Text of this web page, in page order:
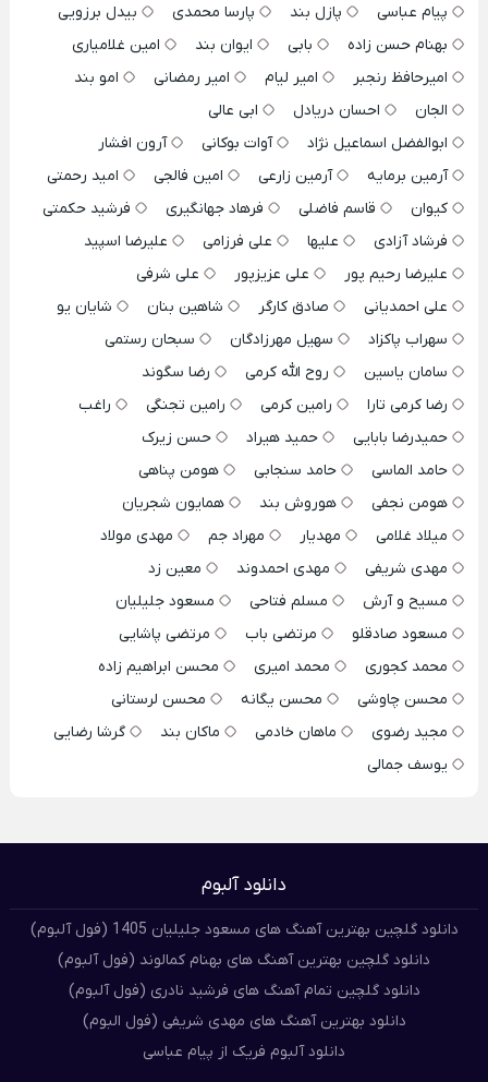
پیام عباسی
پازل بند پارسا محمدی
بیدل برزویی
بهنام حسن زاده
بابی ایوان بند
امین غلامیاری
امیرحافظ رنجبر
امیر لیام امیر رمضانی
امو بند
الجان
احسان دریادل
ابی عالی
ابوالفضل اسماعیل نژاد
آوات بوکانی
آرون افشار
آرمین برمایه
آرمین زارعی امین فالجی
امید رحمتی
کیوان
قاسم فاضلی فرهاد جهانگیری
فرشید حکمتی
فرشاد آزادی
علیها علی فرزامی
علیرضا اسپید
علیرضا رحیم پور
علی عزیزپور
علی شرفی
علی احمدیانی
صادق کارگر شاهین بنان
شایان یو
سهراب پاکزاد
سهیل مهرزادگان
سبحان رستمی
سامان یاسین
روح الله کرمی
رضا سگوند
رضا کرمی تارا
رامین کرمی رامین تجنگی
راغب
حمیدرضا بابایی
حمید هیراد
حسن زیرک
حامد الماسی
حامد سنجابی
هومن پناهی
هومن نجفی
هوروش بند
همایون شجریان
میلاد غلامی
مهدیار مهراد جم
مهدی مولاد
مهدی شریفی
مهدی احمدوند
معین زد
مسیح و آرش
مسلم فتاحی
مسعود جلیلیان
مسعود صادقلو
مرتضی باب
مرتضی پاشایی
محمد کجوری
محمد امیری
محسن ابراهیم زاده
محسن چاوشی
محسن یگانه
محسن لرستانی
مجید رضوی
ماهان خادمی ماکان بند
گرشا رضایی
یوسف جمالی
دانلود آلبوم
دانلود گلچین بهترین آهنگ های مسعود جلیلیان 1405 (فول آلبوم)
دانلود گلچین بهترین آهنگ های بهنام کمالوند (فول آلبوم)
دانلود گلچین تمام آهنگ های فرشید نادری (فول آلبوم)
دانلود بهترین آهنگ های مهدی شریفی (فول البوم)
دانلود آلبوم فریک از پیام عباسی